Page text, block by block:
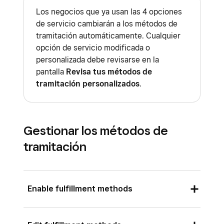
Los negocios que ya usan las 4 opciones
de servicio cambiarán a los métodos de
tramitación automáticamente. Cualquier
opción de servicio modificada o
personalizada debe revisarse en la
pantalla Revisa tus métodos de
tramitación personalizados.
Gestionar los métodos de
tramitación
Enable fulfillment methods
Sign in to Square Dashboard and go to